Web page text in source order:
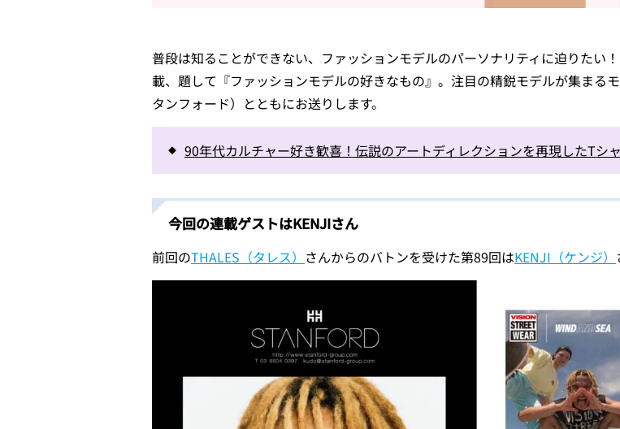
普段は知ることができない、ファッションモデルのパーソナリティに迫りたい
載、題して『ファッションモデルの好きなもの』。注目の精鋭モデルが集まる
タンフォード）とともにお送りします。
90年代カルチャー好き歓喜！伝説のアートディレクションを再現したTシ
今回の連載ゲストはKENJIさん
前回のTHALES（タレス） さんからのバトンを受けた第89回はKENJI（ケンジ）